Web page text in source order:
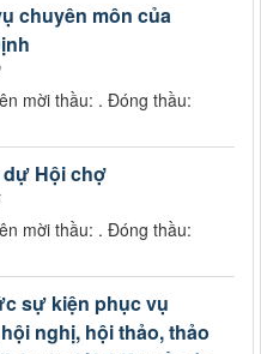
chuyên môn của
mời thầu: . Đóng thầu:
dự Hội chợ
mời thầu: . Đóng thầu:
sự kiện phục vụ
nghị, hội thảo, thảo